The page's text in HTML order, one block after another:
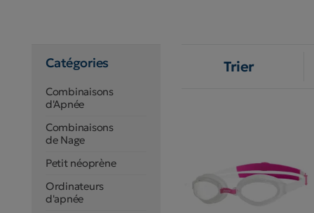
Catégories
Combinaisons
d'Apnée
Combinaisons
de Nage
Petit néoprène
Ordinateurs
d'apnée
Trier